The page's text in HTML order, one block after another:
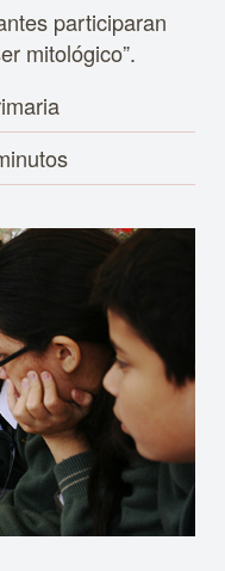
participaran
mitológico”.